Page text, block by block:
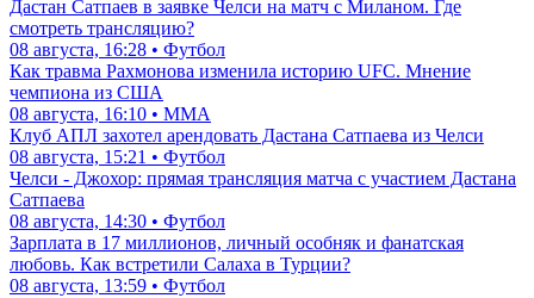
Дастан Сатпаев в заявке Челси на матч с Миланом. Где
смотреть трансляцию?
08 августа, 16:28 • Футбол
Как травма Рахмонова изменила историю UFC. Мнение
чемпиона из США
08 августа, 16:10 • ММА
Клуб АПЛ захотел арендовать Дастана Сатпаева из Челси
08 августа, 15:21 • Футбол
Челси - Джохор: прямая трансляция матча с участием Дастана
Сатпаева
08 августа, 14:30 • Футбол
Зарплата в 17 миллионов, личный особняк и фанатская
любовь. Как встретили Салаха в Турции?
08 августа, 13:59 • Футбол